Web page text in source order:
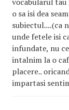
o sa isi dea
subiectul....(ca
unde fetele isi
infundate, nu
intalnim la o
placere..
impartasi